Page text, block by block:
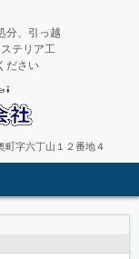
分、引っ越
テリア工
ださい
町字六丁山１２番地４